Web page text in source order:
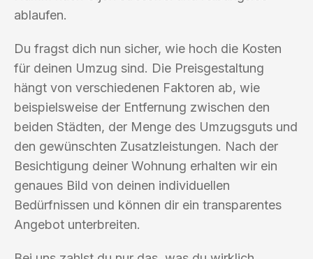
ablaufen.
Du fragst dich nun sicher, wie hoch die Kosten
für deinen Umzug sind. Die Preisgestaltung
hängt von verschiedenen Faktoren ab, wie
beispielsweise der Entfernung zwischen den
beiden Städten, der Menge des Umzugsguts und
den gewünschten Zusatzleistungen. Nach der
Besichtigung deiner Wohnung erhalten wir ein
genaues Bild von deinen individuellen
Bedürfnissen und können dir ein transparentes
Angebot unterbreiten.